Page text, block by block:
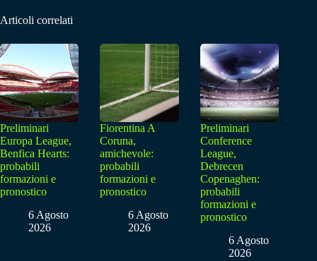
Articoli correlati
Preliminari
Europa League,
Benfica Hearts:
probabili
formazioni e
pronostico
6 Agosto
2026
Fiorentina A
Coruna,
amichevole:
probabili
formazioni e
pronostico
6 Agosto
2026
Preliminari
Conference
League,
Debrecen
Copenaghen:
probabili
formazioni e
pronostico
6 Agosto
2026